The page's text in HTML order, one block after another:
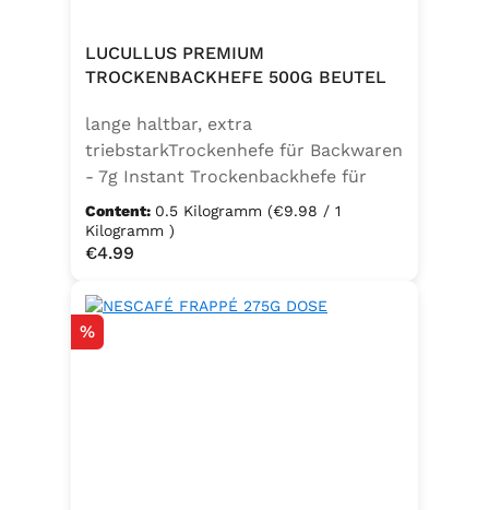
LUCULLUS PREMIUM
TROCKENBACKHEFE 500G BEUTEL
lange haltbar, extra
triebstarkTrockenhefe für Backwaren
- 7g Instant Trockenbackhefe für
500g Weizenmehl, entspricht 25g
FrischhefeZutaten: Trockenbackhefe,
Emulgator Sorbitanmonostearat
Content: 0.5 Kilogramm (€9.98 / 1
Kilogramm )
Regular price:
€4.99
Discount
%